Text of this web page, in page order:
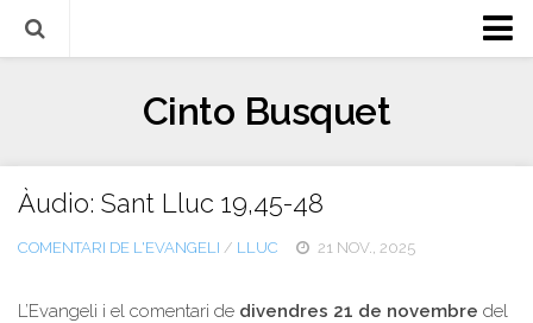
Llibres
Escrits-articles
Notícies
Cinto Busquet
Àudio: Sant Lluc 19,45-48
COMENTARI DE L'EVANGELI / LLUC 21 NOV., 2025
L’Evangeli i el comentari de divendres 21 de novembre del